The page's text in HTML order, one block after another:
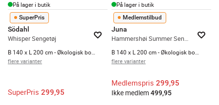
På lager i butik
På lager i butik
SuperPris
Södahl
Whisper Sengetøj
flere varianter
SuperPris 299,95
Medlemstilbud
Juna
Hammershøi Summer Sengetøj
flere varianter
Medlemspris 299,95
Ikke medlem 499,95